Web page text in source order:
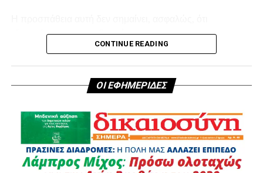
εξαφανίστηκε η παραβατικότητα.
Σημαίνει όμως ότι απέναντί της υπάρχει πλέον
χρόνο στην Άνω Αγία Βαρβάρα έρχεται σήμερα να
υπενθυμίσει ότι για να υπάρξει αποτέλεσμα χρειάζονται
δύο πράγματα: οι αρχές να κάνουν τη δουλειά τους και οι
πολίτες να μη φοβούνται να κάνουν τη δική τους.
CONTINUE READING
ΟΙ ΕΦΗΜΕΡΙΔΕΣ